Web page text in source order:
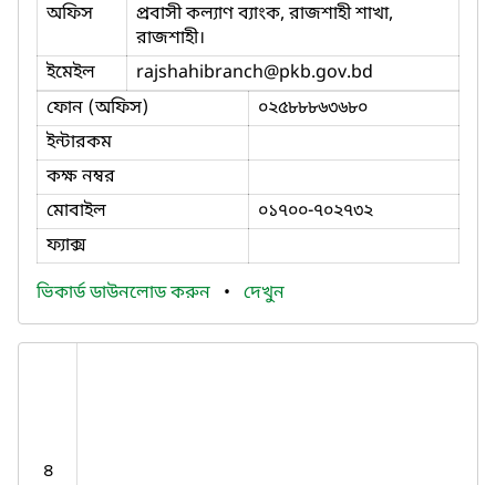
অফিস
প্রবাসী কল্যাণ ব্যাংক, রাজশাহী শাখা,
রাজশাহী।
ইমেইল
rajshahibranch@pkb.gov.bd
ফোন (অফিস)
০২৫৮৮৮৬৩৬৮০
ইন্টারকম
কক্ষ নম্বর
মোবাইল
০১৭০০-৭০২৭৩২
ফ্যাক্স
ভিকার্ড ডাউনলোড করুন • দেখুন
৪